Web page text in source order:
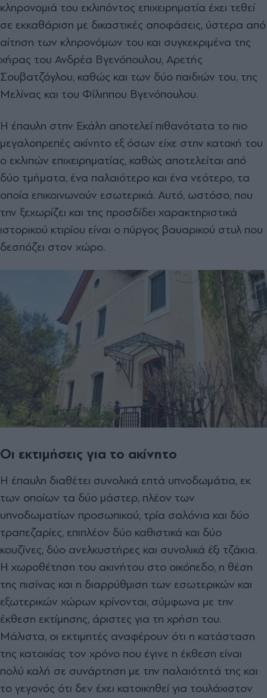
κληρονοµιά του εκλιπόντος επιχειρηµατία έχει τεθεί
σε εκκαθάριση µε δικαστικές αποφάσεις, ύστερα από
αίτηση των κληρονόµων του και συγκεκριµένα της
χήρας του Ανδρέα Βγενόπουλου, Αρετής
Σουβατζόγλου, καθώς και των δύο παιδιών του, της
Μελίνας και του Φίλιππου Βγενόπουλου.
Η έπαυλη στην Εκάλη αποτελεί πιθανότατα το πιο
µεγαλοπρεπές ακίνητο εξ όσων είχε στην κατοχή του
ο εκλιπών επιχειρηµατίας, καθώς αποτελείται από
δύο τµήµατα, ένα παλαιότερο και ένα νεότερο, τα
οποία επικοινωνούν εσωτερικά. Αυτό, ωστόσο, που
την ξεχωρίζει και της προσδίδει χαρακτηριστικά
ιστορικού κτιρίου είναι ο πύργος βαυαρικού στυλ που
δεσπόζει στον χώρο.
Οι εκτιμήσεις για το ακίνητο
Η έπαυλη διαθέτει συνολικά επτά υπνοδωµάτια, εκ
των οποίων τα δύο µάστερ, πλέον των
υπνοδωµατίων προσωπικού, τρία σαλόνια και δύο
τραπεζαρίες, επιπλέον δύο καθιστικά και δύο
κουζίνες, δύο ανελκυστήρες και συνολικά έξι τζάκια.
Η χωροθέτηση του ακινήτου στο οικόπεδο, η θέση
της πισίνας και η διαρρύθµιση των εσωτερικών και
εξωτερικών χώρων κρίνονται, σύµφωνα µε την
έκθεση εκτίµησης, άριστες για τη χρήση του.
Μάλιστα, οι εκτιµητές αναφέρουν ότι η κατάσταση
της κατοικίας τον χρόνο που έγινε η έκθεση είναι
πολύ καλή σε συνάρτηση µε την παλαιότητά της και
το γεγονός ότι δεν έχει κατοικηθεί για τουλάχιστον